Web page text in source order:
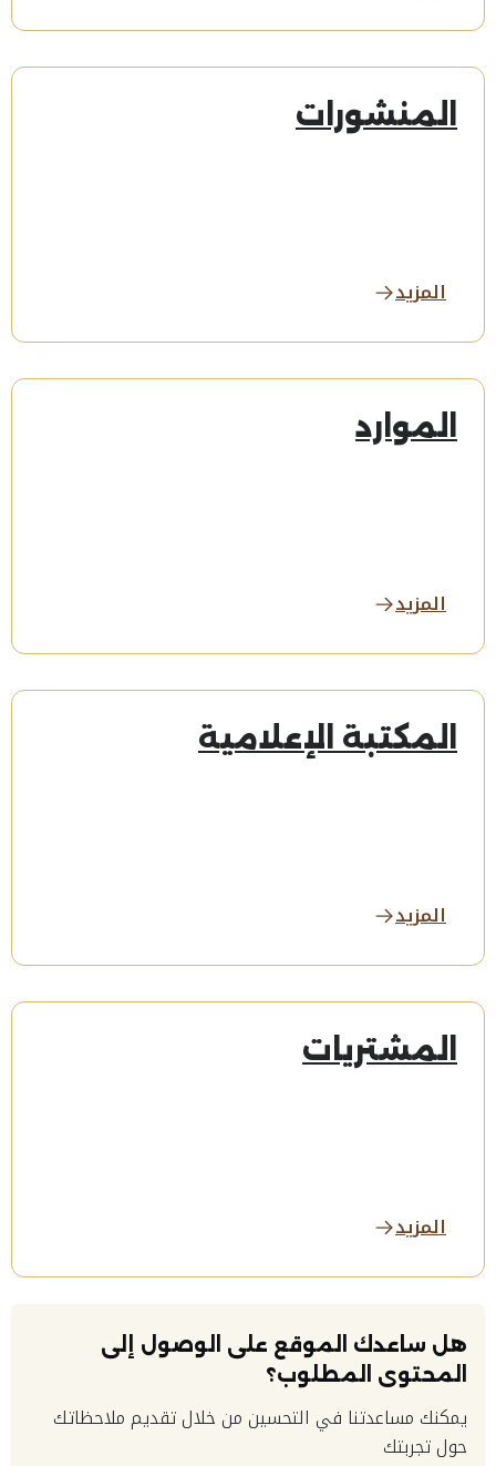
المنشورات
المزيد
الموارد
المزيد
المكتبة الإعلامية
المزيد
المشتريات
المزيد
هل ساعدك الموقع على الوصول إلى
المحتوى المطلوب؟
يمكنك مساعدتنا في التحسين من خلال تقديم ملاحظاتك
حول تجربتك